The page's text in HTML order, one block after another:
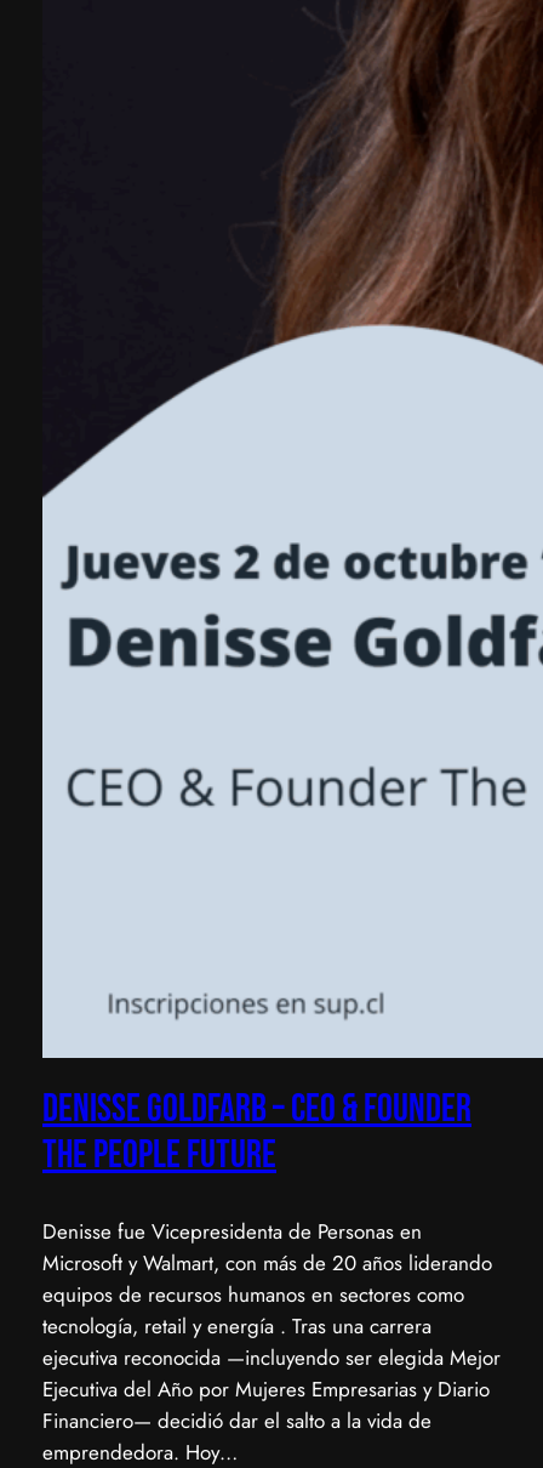
Denisse Goldfarb – CEO & Founder
The People Future
Denisse fue Vicepresidenta de Personas en
Microsoft y Walmart, con más de 20 años liderando
equipos de recursos humanos en sectores como
tecnología, retail y energía . Tras una carrera
ejecutiva reconocida —incluyendo ser elegida Mejor
Ejecutiva del Año por Mujeres Empresarias y Diario
Financiero— decidió dar el salto a la vida de
emprendedora. Hoy…